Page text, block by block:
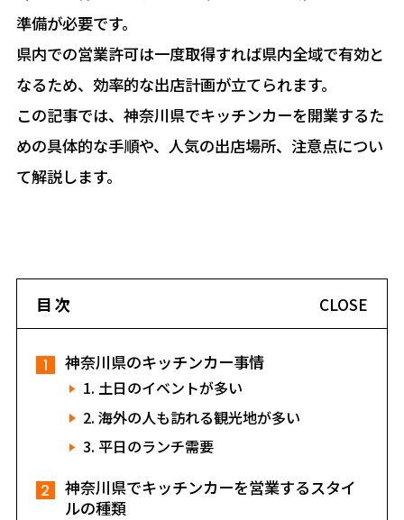
準備が必要です。
県内での営業許可は一度取得すれば県内全域で有効と
なるため、効率的な出店計画が立てられます。
この記事では、神奈川県でキッチンカーを開業するた
めの具体的な手順や、人気の出店場所、注意点につい
て解説します。
目 次 CLOSE
神奈川県のキッチンカー事情
土日のイベントが多い
海外の人も訪れる観光地が多い
平日のランチ需要
神奈川県でキッチンカーを営業するスタイ
ルの種類